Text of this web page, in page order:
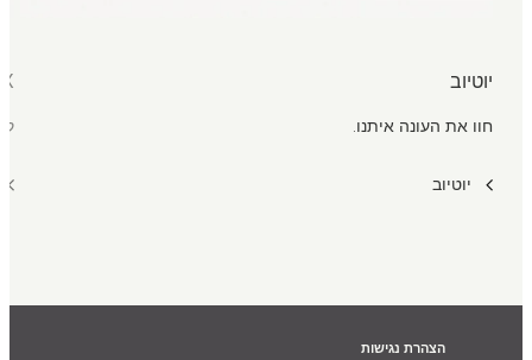
יוטיוב
חוו את העונה איתנו.
יוטיוב
X
הצהרת נגישות